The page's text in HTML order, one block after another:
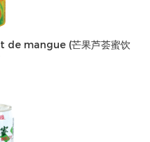
de mangue (芒果芦荟蜜饮